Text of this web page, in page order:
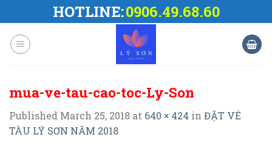
to
content
HOTLINE:0906.49.68.60
mua-ve-tau-cao-toc-Ly-Son
Published March 25, 2018 at 640 × 424 in ĐẶT VÉ
TÀU LÝ SƠN NĂM 2018